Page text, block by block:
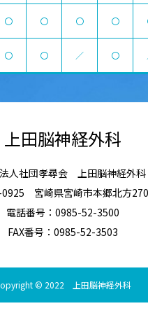
〇 〇 〇 〇
〇 〇 ／ 〇
上田脳神経外科
人社団孝尋会 上田脳神経外科
0925 宮崎県宮崎市本郷北方
電話番号：0985-52-3500
FAX番号：0985-52-3503
© 2022 上田脳神経外科